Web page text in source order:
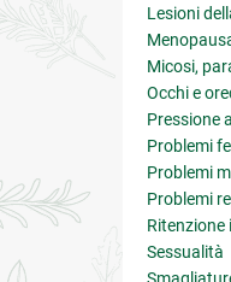
Lesioni
Micosi,
Occhi e
Pressione
Problemi
Problemi
Problemi
Ritenzione
Sessualità